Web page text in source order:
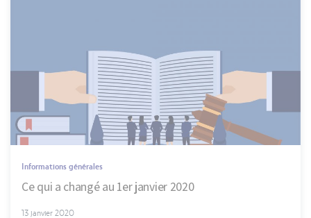
Informations générales
Ce qui a changé au 1er janvier 2020
13 janvier 2020